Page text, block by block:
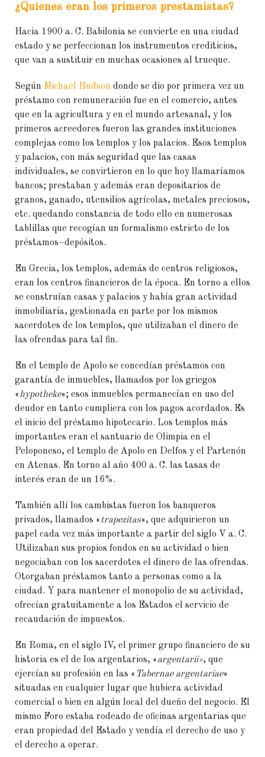
¿Quienes eran los primeros prestamistas?
Hacia 1900 a. C. Babilonia se convierte en una ciudad
estado y se perfeccionan los instrumentos crediticios,
que van a sustituir en muchas ocasiones al trueque.
Según Michael Hudson donde se dio por primera vez un
préstamo con remuneración fue en el comercio, antes
que en la agricultura y en el mundo artesanal, y los
primeros acreedores fueron las grandes instituciones
complejas como los templos y los palacios. Esos templos
y palacios, con más seguridad que las casas
individuales, se convirtieron en lo que hoy llamaríamos
bancos; prestaban y además eran depositarios de
granos, ganado, utensilios agrícolas, metales preciosos,
etc. quedando constancia de todo ello en numerosas
tablillas que recogían un formalismo estricto de los
préstamos–depósitos.
En Grecia, los templos, además de centros religiosos,
eran los centros financieros de la época. En torno a ellos
se construían casas y palacios y había gran actividad
inmobiliaria, gestionada en parte por los mismos
sacerdotes de los templos, que utilizaban el dinero de
las ofrendas para tal fin.
En el templo de Apolo se concedían préstamos con
garantía de inmuebles, llamados por los griegos
«hypotheke»; esos inmuebles permanecían en uso del
deudor en tanto cumpliera con los pagos acordados. Es
el inicio del préstamo hipotecario. Los templos más
importantes eran el santuario de Olimpia en el
Peloponeso, el templo de Apolo en Delfos y el Partenón
en Atenas. En torno al año 400 a. C. las tasas de
interés eran de un 16%.
También allí los cambistas fueron los banqueros
privados, llamados « trapezitas», que adquirieron un
papel cada vez más importante a partir del siglo V a. C.
Utilizaban sus propios fondos en su actividad o bien
negociaban con los sacerdotes el dinero de las ofrendas.
Otorgaban préstamos tanto a personas como a la
ciudad. Y para mantener el monopolio de su actividad,
ofrecían gratuitamente a los Estados el servicio de
recaudación de impuestos.
En Roma, en el siglo IV, el primer grupo financiero de su
historia es el de los argentarios, «argentarii», que
ejercían su profesión en las « Tabernae argentariae»
situadas en cualquier lugar que hubiera actividad
comercial o bien en algún local del dueño del negocio. El
mismo Foro estaba rodeado de oficinas argentarias que
eran propiedad del Estado y vendía el derecho de uso y
el derecho a operar.